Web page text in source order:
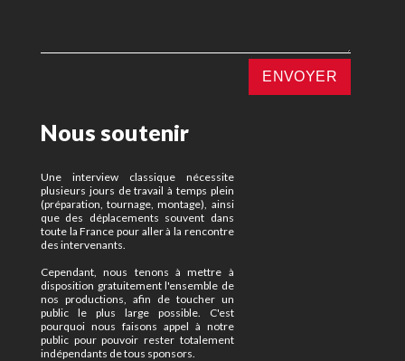
Nous soutenir
Une interview classique nécessite
plusieurs jours de travail à temps plein
(préparation, tournage, montage), ainsi
que des déplacements souvent dans
toute la France pour aller à la rencontre
des intervenants.
Cependant, nous tenons à mettre à
disposition gratuitement l'ensemble de
nos productions, afin de toucher un
public le plus large possible. C'est
pourquoi nous faisons appel à notre
public pour pouvoir rester totalement
indépendants de tous sponsors.